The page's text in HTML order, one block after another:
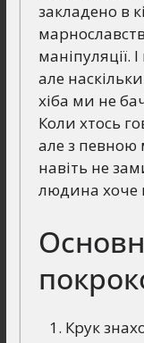
закладено в
маніпуляції.
але
хіба ми не
Коли хтось
але з певною
навіть не
людина хоче
Крук